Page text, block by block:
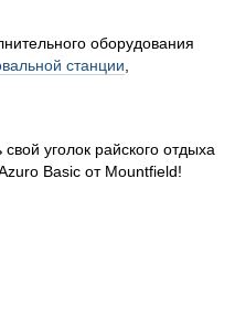
оборудования
станции,
уголок райского отдыха
Basic от Mountfield!